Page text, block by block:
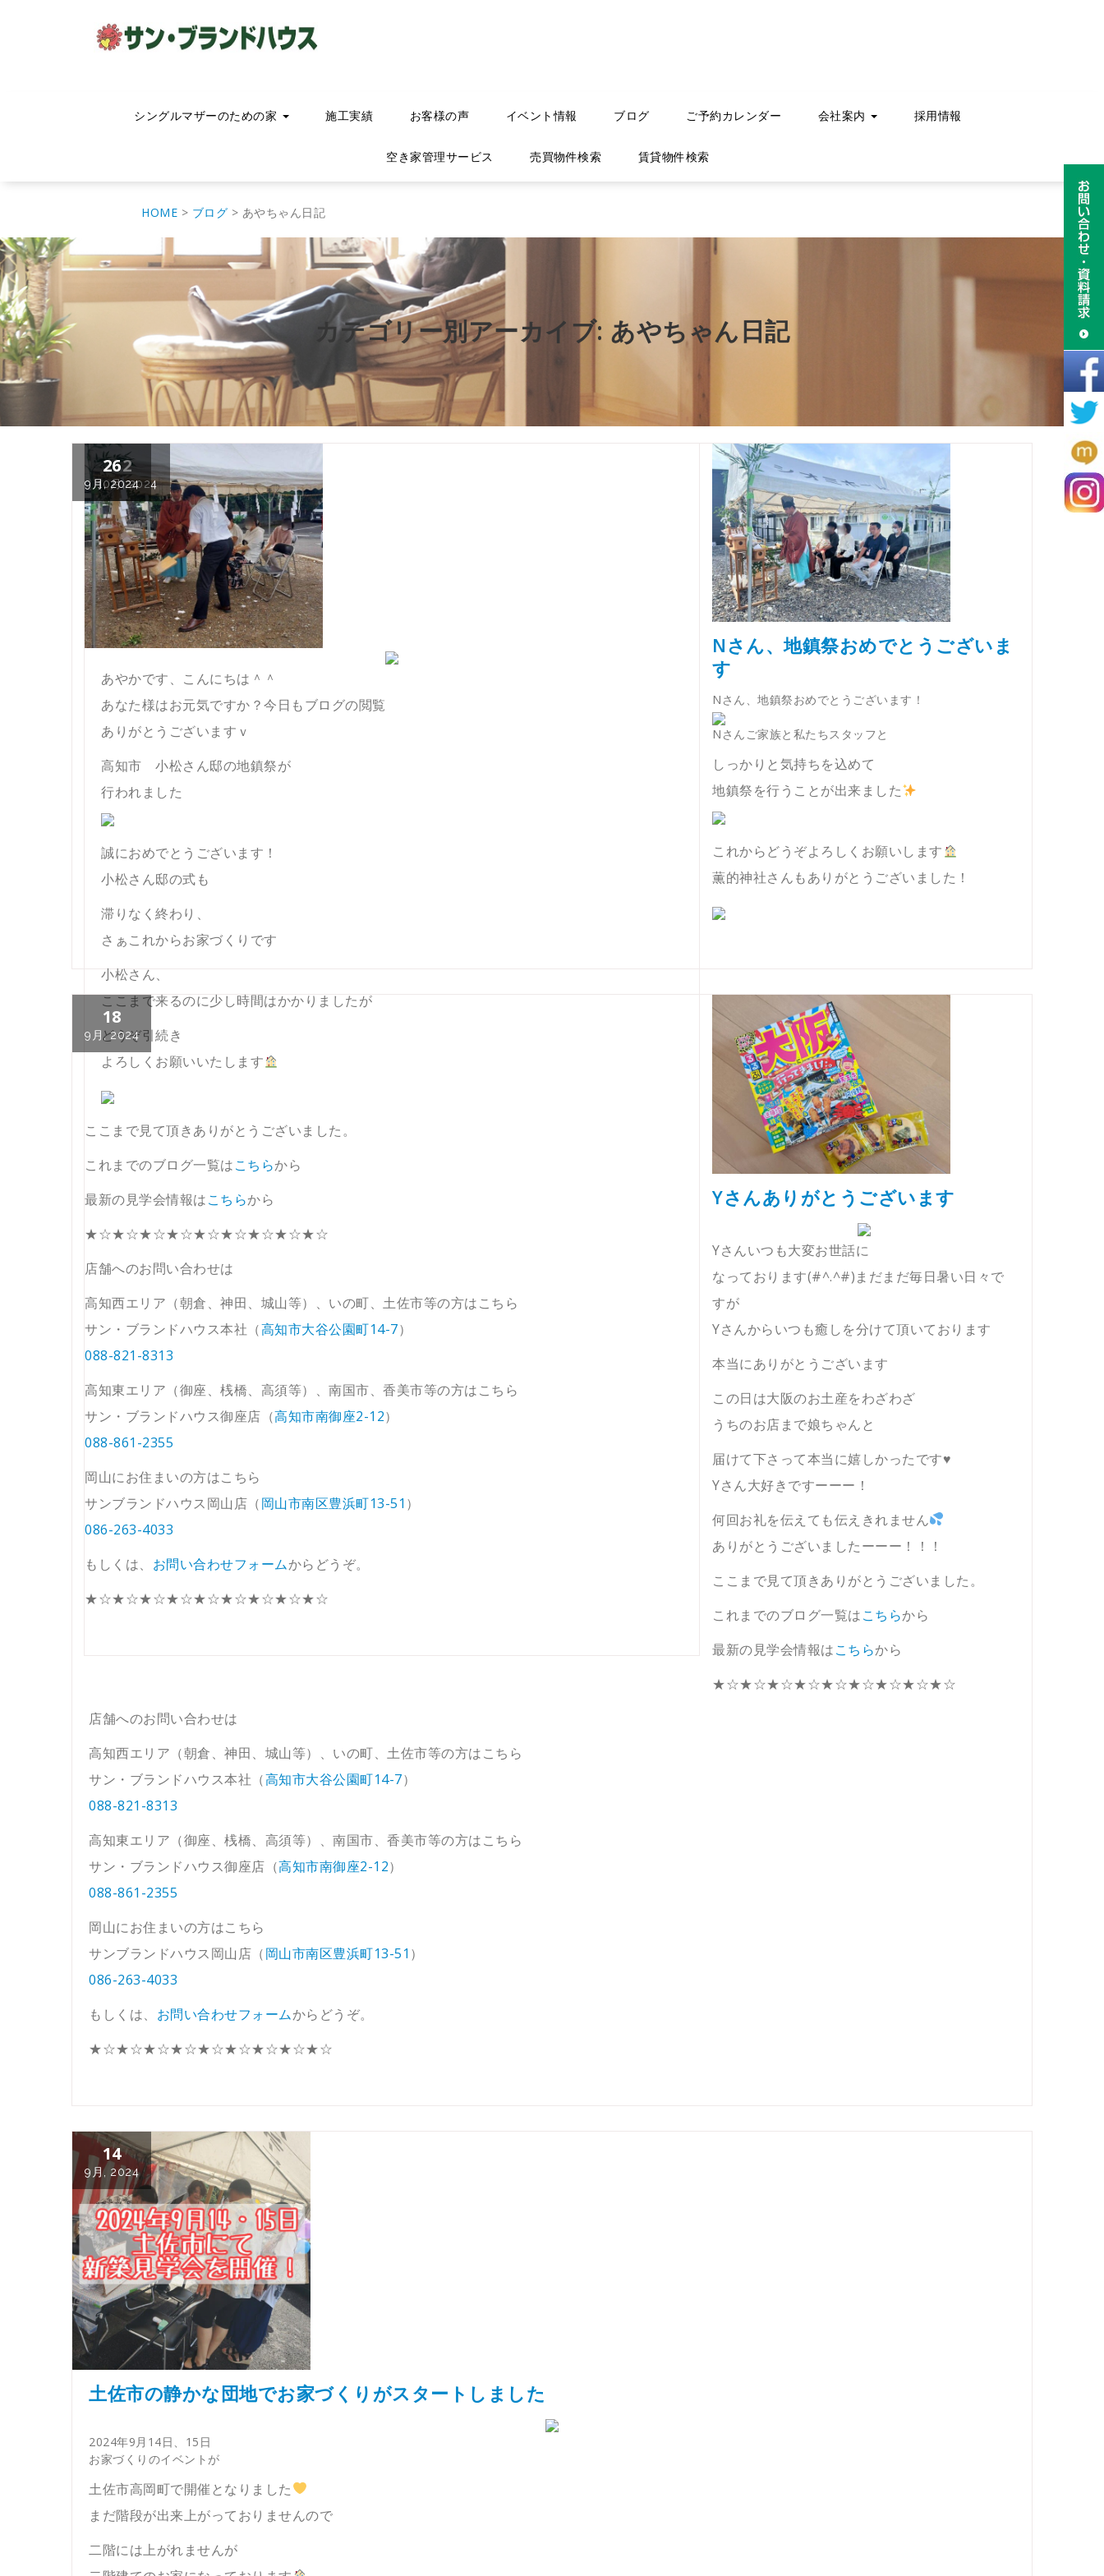
シングルマザーのための家 施工実績 お客様の声 イベント情報 ブログ ご予約カレンダー 会社案内 採用情報
空き家管理サービス 売買物件検索 賃貸物件検索
HOME > ブログ > あやちゃん日記
カテゴリー別アーカイブ: あやちゃん日記
2
10月, 2024
あやかです、こんにちは＾＾
あなた様はお元気ですか？今日もブログの閲覧
ありがとうございますｖ
高知市 小松さん邸の地鎮祭が
行われました
誠におめでとうございます！
小松さん邸の式も
滞りなく終わり、
さぁこれからお家づくりです
小松さん、
ここまで来るのに少し時間はかかりましたが
どうぞ引続き
よろしくお願いいたします
ここまで見て頂きありがとうございました。
これまでのブログ一覧はこちらから
最新の見学会情報はこちらから
★☆★☆★☆★☆★☆★☆★☆★☆★☆
店舗へのお問い合わせは
高知西エリア（朝倉、神田、城山等）、いの町、土佐市等の方はこちら
サン・ブランドハウス本社（高知市大谷公園町14-7）
088-821-8313
高知東エリア（御座、桟橋、高須等）、南国市、香美市等の方はこちら
サン・ブランドハウス御座店（高知市南御座2-12）
088-861-2355
岡山にお住まいの方はこちら
サンブランドハウス岡山店（岡山市南区豊浜町13-51 ）
086-263-4033
もしくは、 お問い合わせフォームからどうぞ。
★☆★☆★☆★☆★☆★☆★☆★☆★☆
26
9月, 2024
Nさん、地鎮祭おめでとうございま
す
Nさん、地鎮祭おめでとうございます！
Nさんご家族と私たちスタッフと
しっかりと気持ちを込めて
地鎮祭を行うことが出来ました
これからどうぞよろしくお願いします
薫的神社さんもありがとうございました！
18
9月, 2024
Yさんありがとうございます
Yさんいつも大変お世話に
なっております(#^.^#)まだまだ毎日暑い日々で
すが
Yさんからいつも癒しを分けて頂いております
本当にありがとうございます
この日は大阪のお土産をわざわざ
うちのお店まで娘ちゃんと
届けて下さって本当に嬉しかったです♥
Yさん大好きですーーー！
何回お礼を伝えても伝えきれません
ありがとうございましたーーー！！！
ここまで見て頂きありがとうございました。
これまでのブログ一覧はこちらから
最新の見学会情報はこちらから
★☆★☆★☆★☆★☆★☆★☆★☆★☆
店舗へのお問い合わせは
高知西エリア（朝倉、神田、城山等）、いの町、土佐市等の方はこちら
サン・ブランドハウス本社（高知市大谷公園町14-7）
088-821-8313
高知東エリア（御座、桟橋、高須等）、南国市、香美市等の方はこちら
サン・ブランドハウス御座店（高知市南御座2-12）
088-861-2355
岡山にお住まいの方はこちら
サンブランドハウス岡山店（岡山市南区豊浜町13-51 ）
086-263-4033
もしくは、 お問い合わせフォームからどうぞ。
★☆★☆★☆★☆★☆★☆★☆★☆★☆
14
9月, 2024
土佐市の静かな団地でお家づくりがスタートしました
2024年9月14日、15日
お家づくりのイベントが
土佐市高岡町で開催となりました
まだ階段が出来上がっておりませんので
二階には上がれませんが